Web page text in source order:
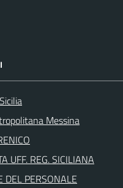
Messina
UFF. REG. SICILIANA
DEL PERSONALE